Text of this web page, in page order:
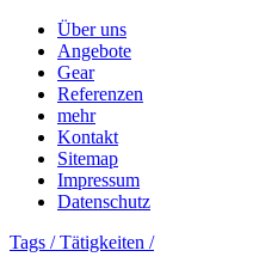
Über uns
Angebote
Gear
Referenzen
mehr
Kontakt
Sitemap
Impressum
Datenschutz
Tags / Tätigkeiten /